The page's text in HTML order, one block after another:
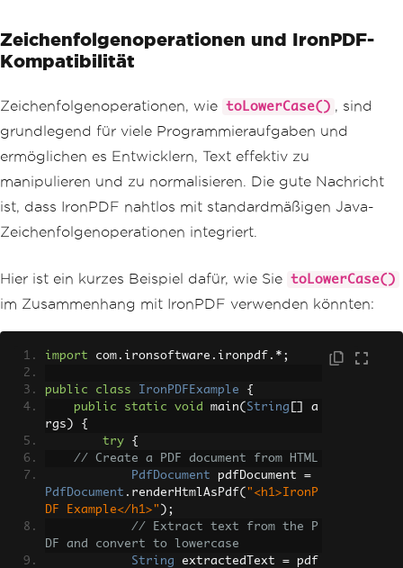
Zeichenfolgenoperationen und IronPDF-
Kompatibilität
Zeichenfolgenoperationen, wie toLowerCase() , sind
grundlegend für viele Programmieraufgaben und
ermöglichen es Entwicklern, Text effektiv zu
manipulieren und zu normalisieren. Die gute Nachricht
ist, dass IronPDF nahtlos mit standardmäßigen Java-
Zeichenfolgenoperationen integriert.
Hier ist ein kurzes Beispiel dafür, wie Sie toLowerCase()
im Zusammenhang mit IronPDF verwenden könnten:
import com . ironsoftware . ironpdf .*;
public class IronPDFExample
{
public
static void main( String
a
rgs )
{
try
{
// Create a PDF document from HTML
PdfDocument pdfDocument =
PdfDocument . renderHtmlAsPdf( "<h1>IronP
DF Example</h1>" );
// Extract text from the P
DF and convert to lowercase
String extractedText = pdf